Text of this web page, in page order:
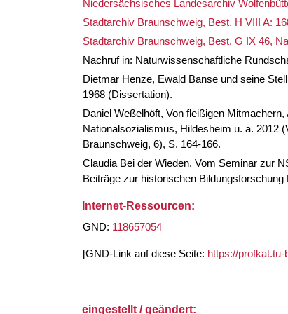
Niedersächsisches Landesarchiv
Stadtarchiv Braunschweig, Best. H VIII A:
Stadtarchiv Braunschweig, Best. G IX 46,
Nachruf in: Naturwissenschaftliche
Dietmar Henze, Ewald Banse und seine
1968 (Dissertation).
Daniel Weßelhöft, Von fleißigen
Nationalsozialismus, Hildesheim u. a. 2012
Braunschweig, 6), S. 164-166.
Claudia Bei der Wieden, Vom Seminar zur
Beiträge zur historischen
Internet-Ressourcen:
GND: 118657054
[GND-Link auf diese Seite: https://
eingestellt / geändert: